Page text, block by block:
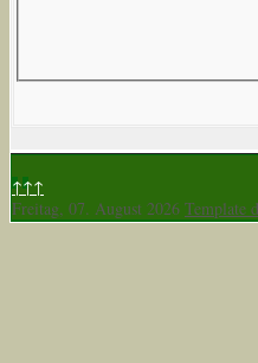
↑↑↑
Freitag, 07. August 2026 Template